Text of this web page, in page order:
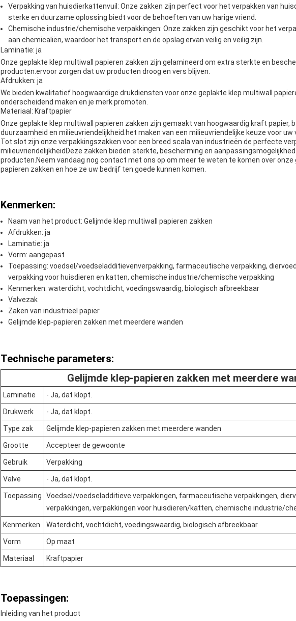
Verpakking van huisdierkattenvuil: Onze zakken zijn perfect voor het verpakken van
sterke en duurzame oplossing biedt voor de behoeften van uw harige vriend.
Chemische industrie/chemische verpakkingen: Onze zakken zijn geschikt voor het
aan chemicaliën, waardoor het transport en de opslag ervan veilig en veilig zijn.
Laminatie: ja
Onze geplakte klep multiwall papieren zakken zijn gelamineerd om extra sterkte en
producten.ervoor zorgen dat uw producten droog en vers blijven.
Afdrukken: ja
We bieden kwalitatief hoogwaardige drukdiensten voor onze geplakte klep multiwall
onderscheidend maken en je merk promoten.
Materiaal: Kraftpapier
Onze geplakte klep multiwall papieren zakken zijn gemaakt van hoogwaardig kraft papier,
duurzaamheid en milieuvriendelijkheid.het maken van een milieuvriendelijke keuze voor uw
Tot slot zijn onze verpakkingszakken voor een breed scala van industrieën de perfecte
milieuvriendelijkheidDeze zakken bieden sterkte, bescherming en
producten.Neem vandaag nog contact met ons op om meer te weten te komen over onze
papieren zakken en hoe ze uw bedrijf ten goede kunnen komen.
Kenmerken:
Naam van het product: Gelijmde klep multiwall papieren zakken
Afdrukken: ja
Laminatie: ja
Vorm: aangepast
Toepassing: voedsel/voedseladditievenverpakking, farmaceutische verpakking,
verpakking voor huisdieren en katten, chemische industrie/chemische verpakking
Kenmerken: waterdicht, vochtdicht, voedingswaardig, biologisch afbreekbaar
Valvezak
Zaken van industrieel papier
Gelijmde klep-papieren zakken met meerdere wanden
Technische parameters:
Gelijmde klep-papieren zakken met meerdere
Laminatie - Ja, dat klopt.
Drukwerk - Ja, dat klopt.
Type zak Gelijmde klep-papieren zakken met meerdere wanden
Grootte Accepteer de gewoonte
Gebruik Verpakking
Valve - Ja, dat klopt.
Toepassing
Voedsel/voedseladditieve verpakkingen, farmaceutische verpakkingen,
verpakkingen, verpakkingen voor huisdieren/katten, chemische industrie/
Kenmerken Waterdicht, vochtdicht, voedingswaardig, biologisch afbreekbaar
Vorm Op maat
Materiaal Kraftpapier
Toepassingen:
Inleiding van het product